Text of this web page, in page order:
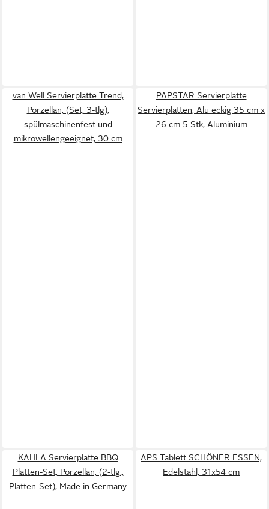
van Well Servierplatte Trend,
Porzellan, (Set, 3-tlg),
spülmaschinenfest und
mikrowellengeeignet, 30 cm
PAPSTAR Servierplatte
Servierplatten, Alu eckig 35 cm x
26 cm 5 Stk, Aluminium
KAHLA Servierplatte BBQ
Platten-Set, Porzellan, (2-tlg.,
Platten-Set), Made in Germany
APS Tablett SCHÖNER ESSEN,
Edelstahl, 31x54 cm